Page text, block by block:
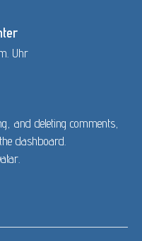
Uhr
and deleting comments,
dashboard.